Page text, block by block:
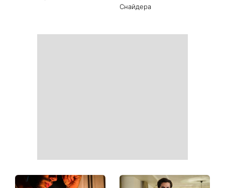
Когда самый удачный день
Run for Freedom 2026: